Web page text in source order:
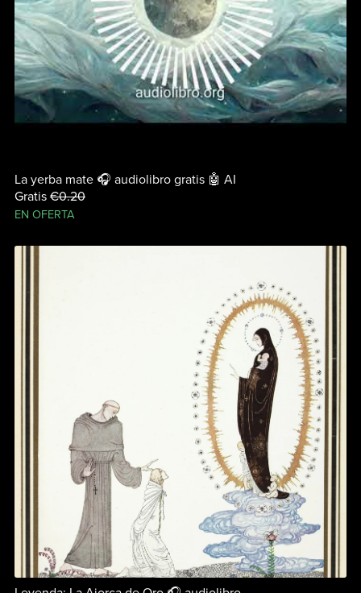
La yerba mate 🎧 audiolibro gratis 🤖 AI
Gratis €0.20
EN OFERTA